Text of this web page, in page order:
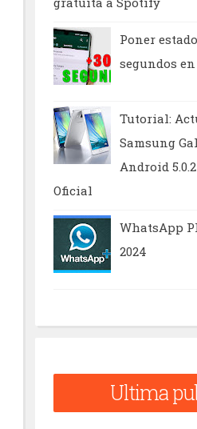
Poner
segundos
Tutorial:
Samsung
Android
Oficial
WhatsApp
2024
Ultima